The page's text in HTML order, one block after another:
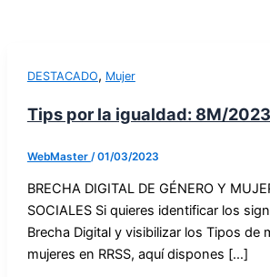
DESTACADO, Mujer
Tips por la igualdad: 8M/2023
WebMaster /01/03/2023
BRECHA DIGITAL DE GÉNERO Y
SOCIALES Si quieres identificar los
Brecha Digital y visibilizar los Tipos de
mujeres en RRSS, aquí dispones […]